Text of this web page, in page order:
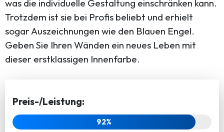
was die individuelle Gestaltung einschränken kann.
Trotzdem ist sie bei Profis beliebt und erhielt
sogar Auszeichnungen wie den Blauen Engel.
Geben Sie Ihren Wänden ein neues Leben mit
dieser erstklassigen Innenfarbe.
Preis-/Leistung:
92%